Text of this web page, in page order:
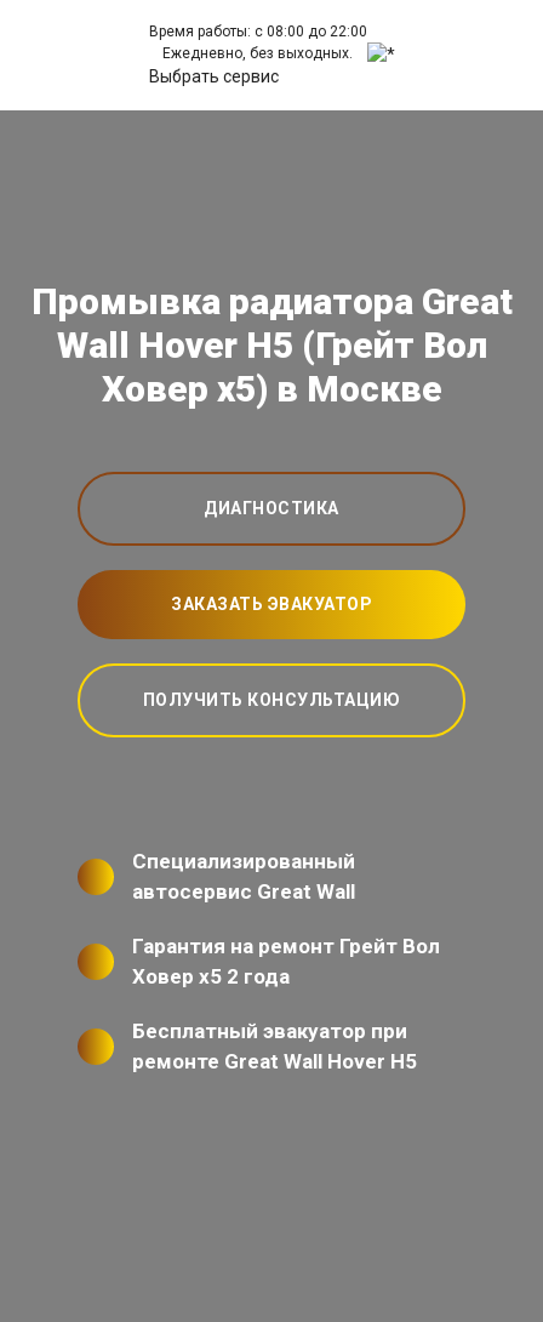
Время работы: с 08:00 до 22:00
Ежедневно, без выходных.
Выбрать сервис
Промывка радиатора Great
Wall Hover H5 (Грейт Вол
Ховер х5) в Москве
ДИАГНОСТИКА
ЗАКАЗАТЬ ЭВАКУАТОР
ПОЛУЧИТЬ КОНСУЛЬТАЦИЮ
Специализированный
автосервис Great Wall
Гарантия на ремонт Грейт Вол
Ховер х5 2 года
Бесплатный эвакуатор при
ремонте Great Wall Hover H5